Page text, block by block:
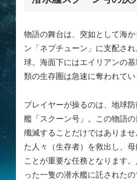
物語の舞台は、突如として海
ン「ネプチューン」に支配さ
球。海面下にはエイリアンの
類の生存圏は急速に奪われてい
プレイヤーが操るのは、地球
艦「スクーン号」。この物語
殲滅することだけではありま
た人々（生存者）を救出し、
ことが重要な任務となります
った一隻の潜水艦に託されたの